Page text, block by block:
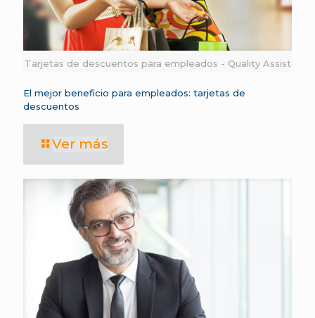
Tarjetas de descuentos para empleados - Quality Assist
El mejor beneficio para empleados: tarjetas de
descuentos
Ver más